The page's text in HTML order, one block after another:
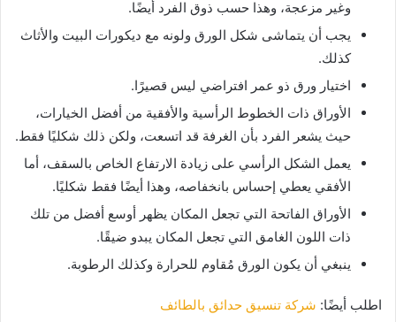
وغير مزعجة، وهذا حسب ذوق الفرد أيضًا.
يجب أن يتماشى شكل الورق ولونه مع ديكورات البيت والأثاث
كذلك.
اختيار ورق ذو عمر افتراضي ليس قصيرًا.
الأوراق ذات الخطوط الرأسية والأفقية من أفضل الخيارات،
حيث يشعر الفرد بأن الغرفة قد اتسعت، ولكن ذلك شكليًا فقط.
يعمل الشكل الرأسي على زيادة الارتفاع الخاص بالسقف، أما
الأفقي يعطي إحساس بانخفاصه، وهذا أيضًا فقط شكليًا.
الأوراق الفاتحة التي تجعل المكان يظهر أوسع أفضل من تلك
ذات اللون الغامق التي تجعل المكان يبدو ضيقًا.
ينبغي أن يكون الورق مُقاوم للحرارة وكذلك الرطوبة.
اطلب أيضًا: شركة تنسيق حدائق بالطائف